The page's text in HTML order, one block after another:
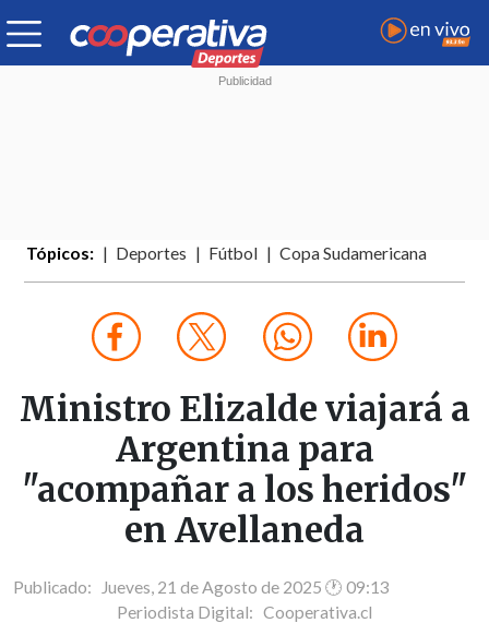
Tópicos: Deportes Fútbol Copa Sudamericana
Ministro Elizalde viajará a
Argentina para
"acompañar a los heridos"
en Avellaneda
Publicado: Jueves, 21 de Agosto de 2025 🕐 09:13
Periodista Digital: Cooperativa.cl